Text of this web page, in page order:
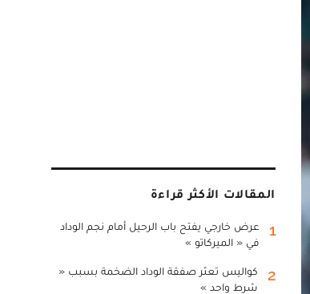
المقالات الأكثر قراءة
1
عرض خارجي يفتح باب الرحيل أمام نجم الوداد
في « الميركاتو »
2
كواليس تعثر صفقة الوداد الضخمة بسبب «
شرط واحد »